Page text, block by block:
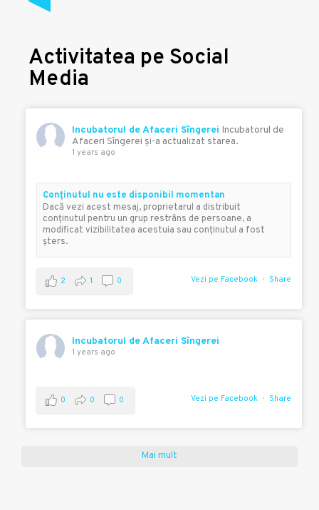
Activitatea pe Social
Media
Incubatorul de Afaceri Sîngerei Incubatorul de
Afaceri Sîngerei şi-a actualizat starea.
1 years ago
Conţinutul nu este disponibil momentan
Dacă vezi acest mesaj, proprietarul a distribuit
conţinutul pentru un grup restrâns de persoane, a
modificat vizibilitatea acestuia sau conţinutul a fost
şters.
Vezi pe Facebook Share
2 1 0
Incubatorul de Afaceri Sîngerei
1 years ago
Vezi pe Facebook Share
0 0 0
Mai mult